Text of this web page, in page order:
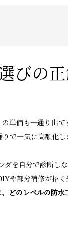
びの
単価も一通り出て
で一気に高額化
を自分で診断し
や部分補修が招
どのレベルの防